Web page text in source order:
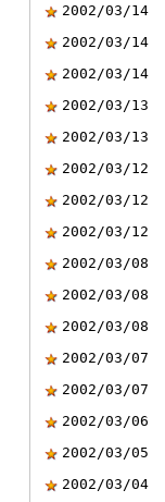
2002/03/14
2002/03/14
2002/03/14
2002/03/13
2002/03/13
2002/03/12
2002/03/12
2002/03/12
2002/03/08
2002/03/08
2002/03/08
2002/03/07
2002/03/07
2002/03/06
2002/03/05
2002/03/04